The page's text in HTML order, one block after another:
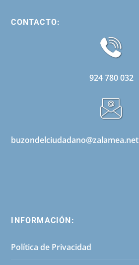
CONTACTO:
924 780 032
buzondelciudadano@zalamea.net
INFORMACIÓN:
Política de Privacidad